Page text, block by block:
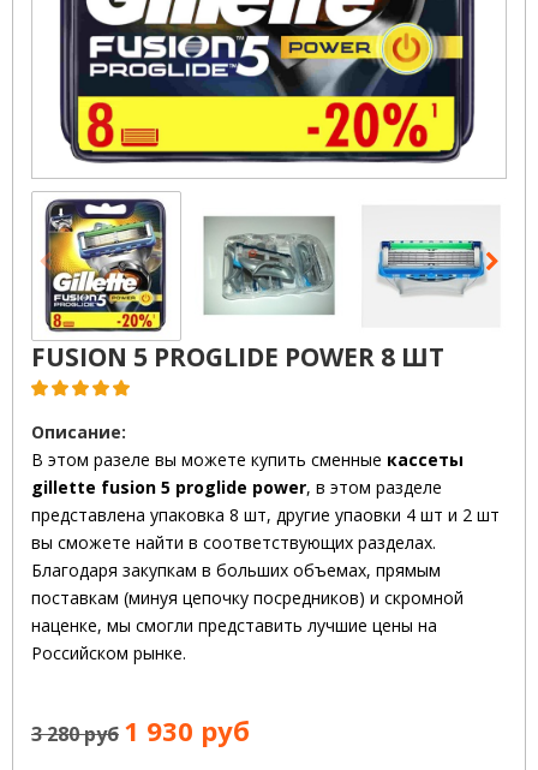
FUSION 5 PROGLIDE POWER 8 ШТ
Описание:
В этом разеле вы можете купить сменные кассеты
gillette fusion 5 proglide power, в этом разделе
представлена упаковка 8 шт, другие упаовки 4 шт и 2 шт
вы сможете найти в соответствующих разделах.
Благодаря закупкам в больших объемах, прямым
поставкам (минуя цепочку посредников) и скромной
наценке, мы смогли представить лучшие цены на
Российском рынке.
3 280 руб 1 930 руб